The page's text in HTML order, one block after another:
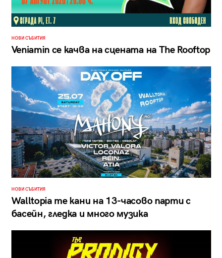
НОВИ СЪБИТИЯ
Veniamin се качва на сцената на The Rooftop
НОВИ СЪБИТИЯ
Walltopia те кани на 13-часово парти с
басейн, гледка и много музика